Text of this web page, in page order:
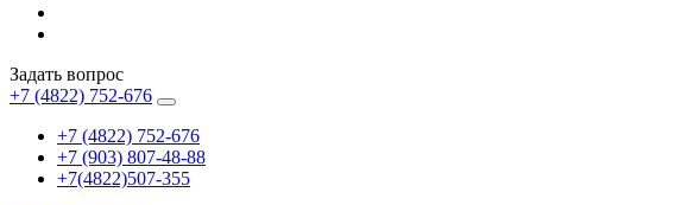
Задать вопрос
+7 (4822) 752-676
+7 (4822) 752-676
+7 (903) 807-48-88
+7(4822)507-355